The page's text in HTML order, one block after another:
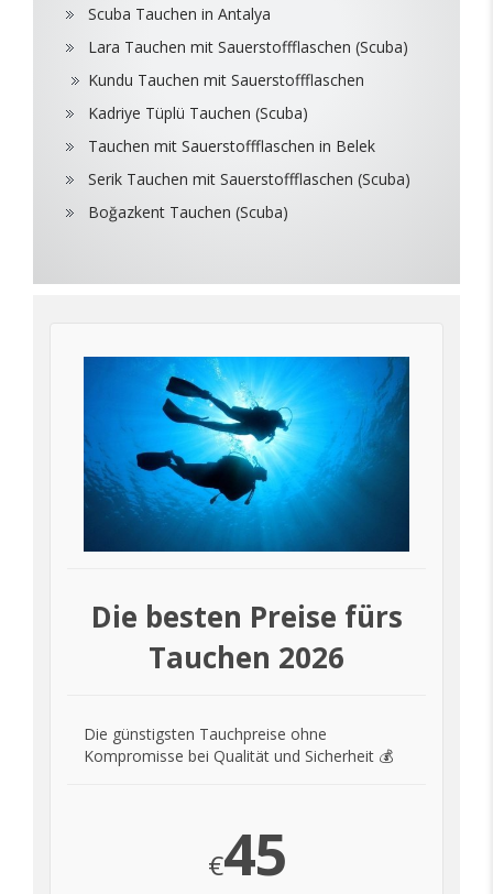
Scuba Tauchen in Antalya
Lara Tauchen mit Sauerstoffflaschen (Scuba)
Kundu Tauchen mit Sauerstoffflaschen
Kadriye Tüplü Tauchen (Scuba)
Tauchen mit Sauerstoffflaschen in Belek
Serik Tauchen mit Sauerstoffflaschen (Scuba)
Boğazkent Tauchen (Scuba)
Die besten Preise fürs
Tauchen 2026
Die günstigsten Tauchpreise ohne
Kompromisse bei Qualität und Sicherheit 💰
€45